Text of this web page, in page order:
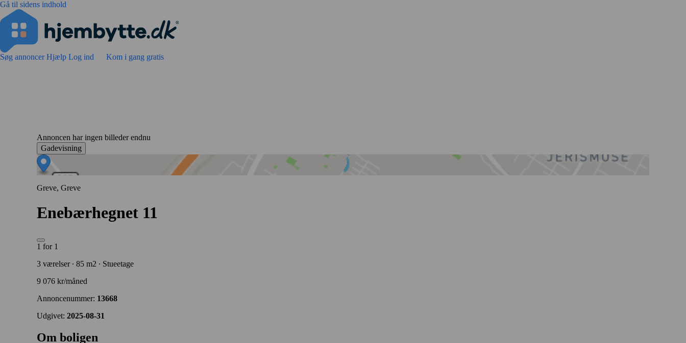
Gå til sidens indhold
Søg annoncerHjælp Log ind Kom i gang gratis
Annoncen har ingen billeder endnu
Gadevisning
Greve, Greve
Enebærhegnet 11
1 for 1
3 værelser ∙ 85 m2 ∙ Stueetage
9 076 kr/måned
Annoncenummer: 13668
Udgivet: 2025-08-31
Om boligen